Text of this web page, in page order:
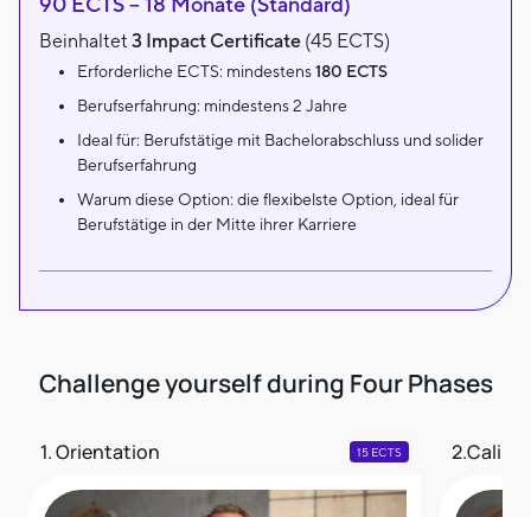
Beinhaltet 3 Impact Certificate (45 ECTS)
Erforderliche ECTS: mindestens180 ECTS
Berufserfahrung: mindestens 2 Jahre
Ideal für: Berufstätige mit Bachelorabschluss und solider
Berufserfahrung
Warum diese Option: die flexibelste Option, ideal für
Berufstätige in der Mitte ihrer Karriere
Challenge yourself during Four Phases
1. Orientation 15 ECTS